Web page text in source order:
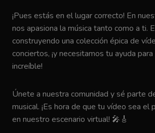
¡Pues estás en el lugar correcto! En
nos apasiona la música tanto como a ti.
construyendo una colección épica de
conciertos, ¡y necesitamos tu ayuda
increíble!
Únete a nuestra comunidad y sé parte
musical. ¡Es hora de que tu vídeo sea el
en nuestro escenario virtual! 🎤🎸